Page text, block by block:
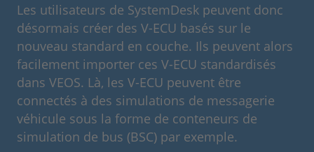
Les utilisateurs de SystemDesk peuvent donc
désormais créer des V-ECU basés sur le
nouveau standard en couche. Ils peuvent alors
facilement importer ces V-ECU standardisés
dans VEOS. Là, les V-ECU peuvent être
connectés à des simulations de messagerie
véhicule sous la forme de conteneurs de
simulation de bus (BSC) par exemple.